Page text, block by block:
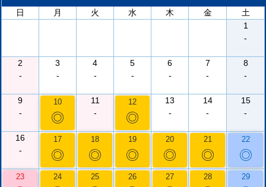
日
月 火 水 木 金
土
1
-
2
-
3
-
4
-
5
-
6
-
7
-
8
-
9
-
10
◎
11
-
12
◎
13
-
14
-
15
-
16
-
17
◎
18
◎
19
◎
20
◎
21
◎
22
◎
23 24 25 26 27 28 29